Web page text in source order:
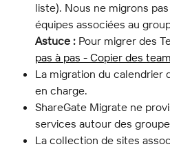
liste). Nous ne migrons
équipes associées au
Astuce : Pour migrer des
pas à pas - Copier des
La migration du calendrier
en charge.
ShareGate Migrate ne
services autour des
La collection de sites